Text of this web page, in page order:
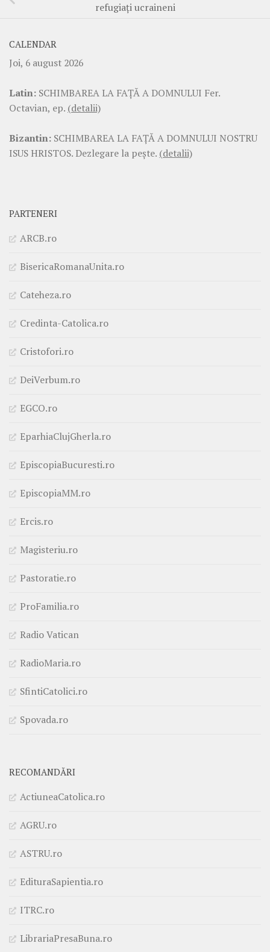
refugiați ucraineni
CALENDAR
Joi, 6 august 2026
Latin: SCHIMBAREA LA FAŢĂ A DOMNULUI Fer.
Octavian, ep. (detalii)
Bizantin: SCHIMBAREA LA FAŢĂ A DOMNULUI NOSTRU
ISUS HRISTOS. Dezlegare la pește. (detalii)
PARTENERI
ARCB.ro
BisericaRomanaUnita.ro
Cateheza.ro
Credinta-Catolica.ro
Cristofori.ro
DeiVerbum.ro
EGCO.ro
EparhiaClujGherla.ro
EpiscopiaBucuresti.ro
EpiscopiaMM.ro
Ercis.ro
Magisteriu.ro
Pastoratie.ro
ProFamilia.ro
Radio Vatican
RadioMaria.ro
SfintiCatolici.ro
Spovada.ro
RECOMANDĂRI
ActiuneaCatolica.ro
AGRU.ro
ASTRU.ro
EdituraSapientia.ro
ITRC.ro
LibrariaPresaBuna.ro